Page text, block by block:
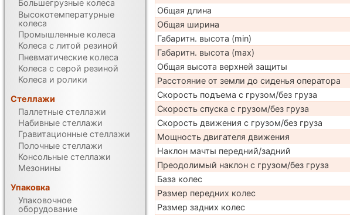
Общая длина
Общая ширина
Габаритн. высота (min)
Габаритн. высота (max)
Общая высота верхней защиты
Расстояние от земли до сиденья оператора
Скорость подъема с грузом/без груза
Скорость спуска с грузом/без груза
Скорость движения с грузом/без груза
Мощность двигателя движения
Наклон мачты передний/задний
Преодолимый наклон с грузом/без груза
База колес
Размер передних колес
Размер задних колес
Большегрузные колеса
Высокотемпературные
колеса
Промышленные колеса
Колеса с литой резиной
Пневматические колеса
Колеса с серой резиной
Колеса и ролики
Стеллажи
Паллетные стеллажи
Набивные стеллажи
Гравитационные стеллажи
Полочные стеллажи
Консольные стеллажи
Мезонины
Упаковка
Упаковочное
оборудование